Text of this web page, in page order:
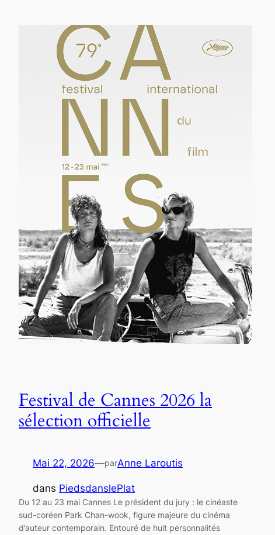
Festival de Cannes 2026 la
sélection officielle
Mai 22, 2026—parAnne Laroutis
dans PiedsdanslePlat
Du 12 au 23 mai Cannes Le président du jury : le cinéaste
sud-coréen Park Chan-wook, figure majeure du cinéma
d’auteur contemporain. Entouré de huit personnalités